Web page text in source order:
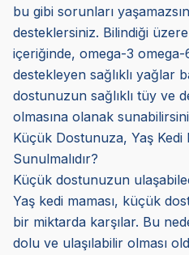
bu gibi sorunları
desteklersiniz. Bilindiği
içeriğinde, omega-3 omega-
destekleyen sağlıklı yağlar
dostunuzun sağlıklı tüy ve
olmasına olanak
Küçük Dostunuza, Yaş Kedi
Sunulmalıdır?
Küçük dostunuzun
Yaş kedi maması, küçük
bir miktarda karşılar. Bu
dolu ve ulaşılabilir olması